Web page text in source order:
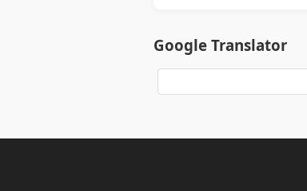
Google Translator